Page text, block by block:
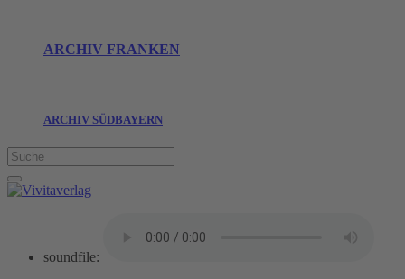
ARCHIV FRANKEN
ARCHIV SÜDBAYERN
soundfile: